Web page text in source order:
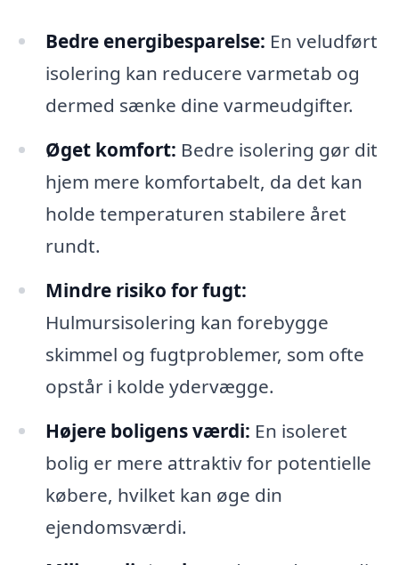
Bedre energibesparelse: En veludført
isolering kan reducere varmetab og
dermed sænke dine varmeudgifter.
Øget komfort: Bedre isolering gør dit
hjem mere komfortabelt, da det kan
holde temperaturen stabilere året
rundt.
Mindre risiko for fugt:
Hulmursisolering kan forebygge
skimmel og fugtproblemer, som ofte
opstår i kolde ydervægge.
Højere boligens værdi: En isoleret
bolig er mere attraktiv for potentielle
købere, hvilket kan øge din
ejendomsværdi.